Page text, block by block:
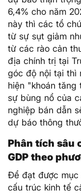
6,4% cho năm
này thì các tổ
từ sự sụt giảm
từ các rào cản
địa chính trị tại
góc độ nội tại thì
hiện "khoán
sự bùng nổ của
nghiệp bán dẫn
dự báo thông
Phân tích sâu
GDP theo
Để đạt được mục
cấu trúc kinh tế